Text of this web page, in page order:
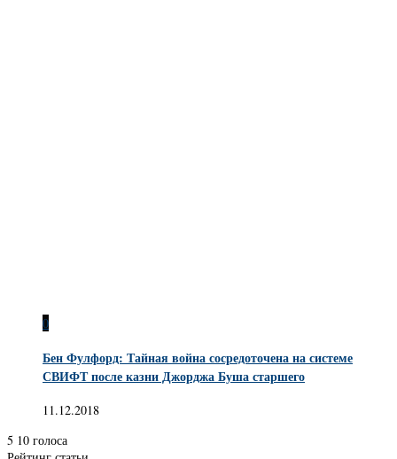
0
Бен Фулфорд: Тайная война сосредоточена на системе
СВИФТ после казни Джорджа Буша старшего
11.12.2018
5 10 голоса